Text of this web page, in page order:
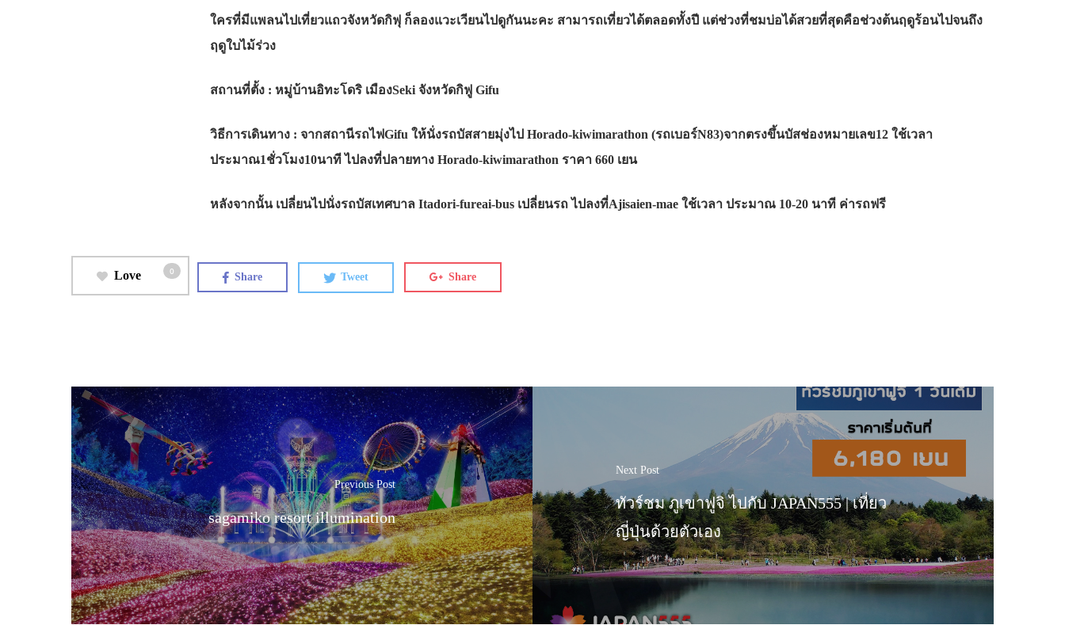
ใครที่มีแพลนไปเที่ยวแถวจังหวัดกิฟุ ก็ลองแวะเวียนไปดูกันนะคะ สามารถเที่ยวได้ตลอดทั้งปี แต่ช่วงที่ชมบ่อได้สวยที่สุดคือช่วงต้นฤดูร้อนไปจนถึง
ฤดูใบไม้ร่วง
สถานที่ตั้ง : หมู่บ้านอิทะโดริ เมืองSeki จังหวัดกิฟู Gifu
วิธีการเดินทาง : จากสถานีรถไฟGifu ให้นั่งรถบัสสายมุ่งไป Horado-kiwimarathon (รถเบอร์N83)จากตรงขึ้นบัสช่องหมายเลข12 ใช้เวลา
ประมาณ1ชั่วโมง10นาที ไปลงที่ปลายทาง Horado-kiwimarathon ราคา 660 เยน
หลังจากนั้น เปลี่ยนไปนั่งรถบัสเทศบาล Itadori-fureai-bus เปลี่ยนรถ ไปลงที่Ajisaien-mae ใช้เวลา ประมาณ 10-20 นาที ค่ารถฟรี
Love 0 Share Tweet Share
Previous Post
sagamiko resort illumination
Next Post
ทัวร์ชม ภูเขาฟูจิ ไปกับ JAPAN555 | เที่ยว
ญี่ปุ่นด้วยตัวเอง